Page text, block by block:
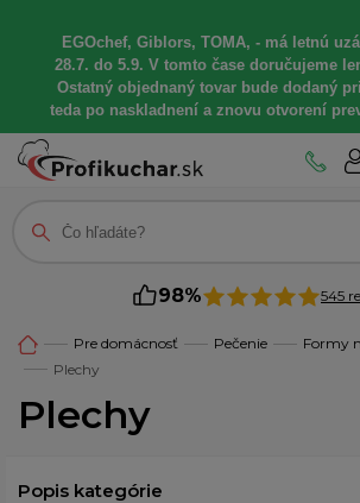
EGOchef, Giblors, TOMA, - má letnú
28.7. do 5.9. V tomto čase doručujeme
Ostatný objednaný tovar bude dodaný
teda po naskladnení a znovu otvorení
98% 545
Pre domácnosť Pečenie
Formy
Plechy
Plechy
Popis kategórie